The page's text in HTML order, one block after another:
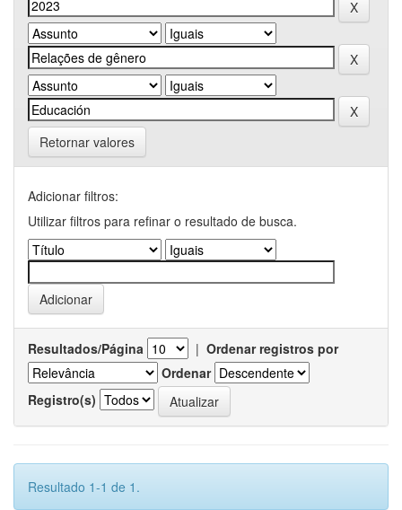
Retornar valores
Adicionar filtros:
Utilizar filtros para refinar o resultado de busca.
Resultados/Página | Ordenar registros por
Ordenar
Registro(s)
Resultado 1-1 de 1.